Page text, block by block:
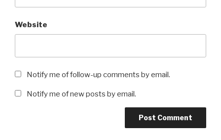
Website
Notify me of follow-up comments by email.
Notify me of new posts by email.